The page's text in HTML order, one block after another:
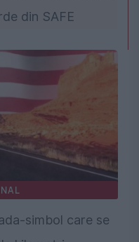
din SAFE
simbol care se